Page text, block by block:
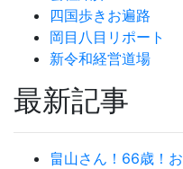
四国歩きお遍路
岡目八目リポート
新令和経営道場
最新記事
畠山さん！66歳！